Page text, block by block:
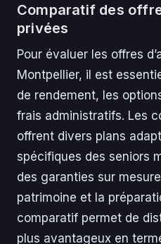
Comparatif des
privées
Pour évaluer les offres
Montpellier, il est
de rendement, les
frais administratifs. Les
offrent divers plans
spécifiques des seniors
des garanties sur
patrimoine et la
comparatif permet de
plus avantageux en